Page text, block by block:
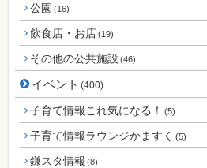
公園 (16)
飲食店・お店(19)
その他の公共施設 (46)
イベント (400)
子育て情報これ気になる！ (5)
子育て情報ラウンジかますく (5)
鎌スタ情報 (8)